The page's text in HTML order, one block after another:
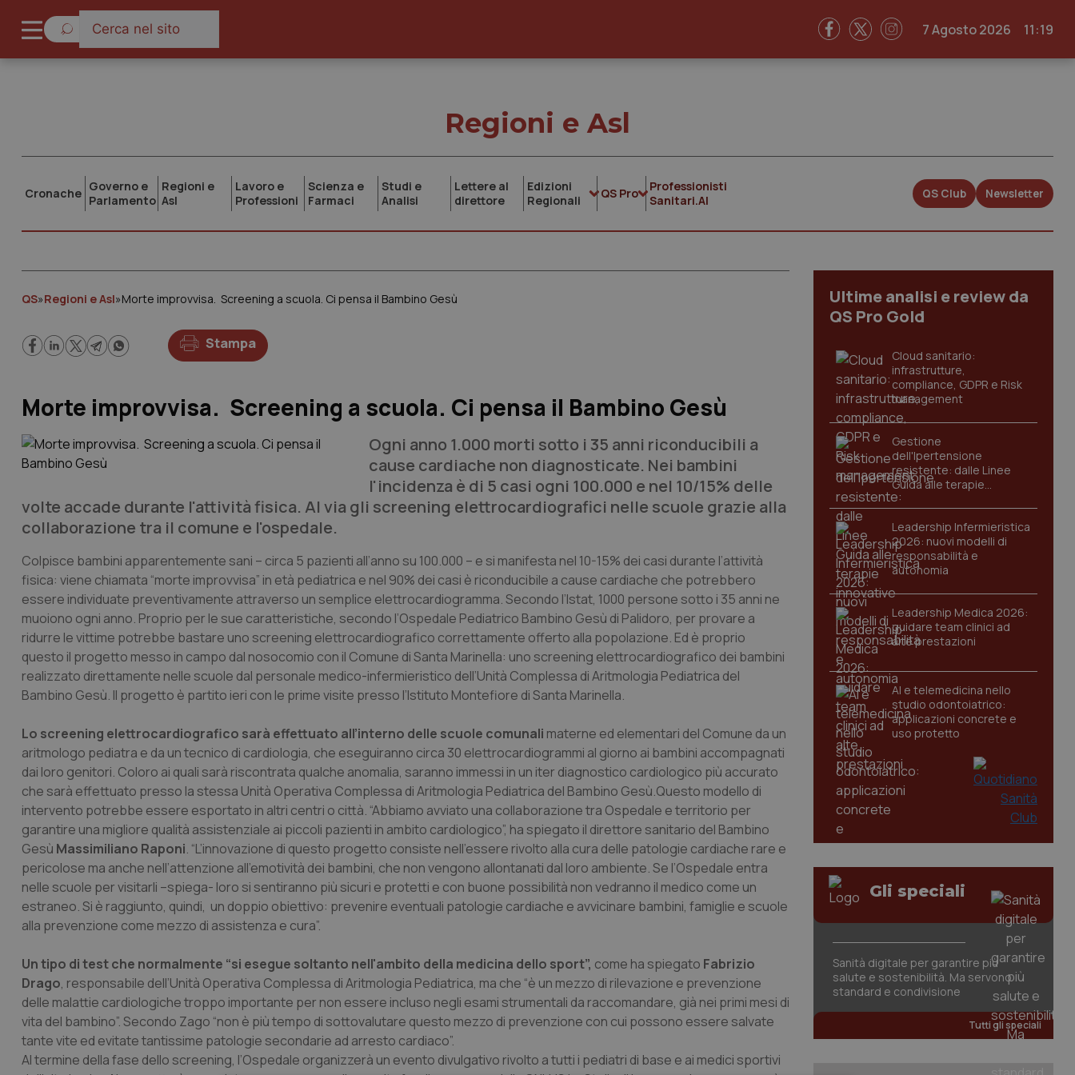
7 Agosto 2026 11:19
Regioni e Asl
Cronache Governo e
Parlamento
Regioni e
Asl
Lavoro e
Professioni
Scienza e
Farmaci
Studi e
Analisi
Lettere al
direttore
Edizioni
Regionali
QS Pro
Professionisti
Sanitari.AI
QS Club Newsletter
QS»Regioni e Asl»Morte improvvisa. Screening a scuola. Ci pensa il Bambino Gesù
Stampa
Morte improvvisa. Screening a scuola. Ci pensa il Bambino Gesù
Ogni anno 1.000 morti sotto i 35 anni riconducibili a
cause cardiache non diagnosticate. Nei bambini
l'incidenza è di 5 casi ogni 100.000 e nel 10/15% delle
volte accade durante l'attività fisica. Al via gli screening elettrocardiografici nelle scuole grazie alla
collaborazione tra il comune e l'ospedale.
Colpisce bambini apparentemente sani – circa 5 pazienti all’anno su 100.000 – e si manifesta nel 10-15% dei casi durante l’attività
fisica: viene chiamata “morte improvvisa” in età pediatrica e nel 90% dei casi è riconducibile a cause cardiache che potrebbero
essere individuate preventivamente attraverso un semplice elettrocardiogramma. Secondo l’Istat, 1000 persone sotto i 35 anni ne
muoiono ogni anno. Proprio per le sue caratteristiche, secondo l’Ospedale Pediatrico Bambino Gesù di Palidoro, per provare a
ridurre le vittime potrebbe bastare uno screening elettrocardiografico correttamente offerto alla popolazione. Ed è proprio
questo il progetto messo in campo dal nosocomio con il Comune di Santa Marinella: uno screening elettrocardiografico dei bambini
realizzato direttamente nelle scuole dal personale medico-infermieristico dell’Unità Complessa di Aritmologia Pediatrica del
Bambino Gesù. Il progetto è partito ieri con le prime visite presso l’Istituto Montefiore di Santa Marinella.
Lo screening elettrocardiografico sarà effettuato all’interno delle scuole comunali materne ed elementari del Comune da un
aritmologo pediatra e da un tecnico di cardiologia, che eseguiranno circa 30 elettrocardiogrammi al giorno ai bambini accompagnati
dai loro genitori. Coloro ai quali sarà riscontrata qualche anomalia, saranno immessi in un iter diagnostico cardiologico più accurato
che sarà effettuato presso la stessa Unità Operativa Complessa di Aritmologia Pediatrica del Bambino Gesù.Questo modello di
intervento potrebbe essere esportato in altri centri o città. “Abbiamo avviato una collaborazione tra Ospedale e territorio per
garantire una migliore qualità assistenziale ai piccoli pazienti in ambito cardiologico”, ha spiegato il direttore sanitario del Bambino
Gesù Massimiliano Raponi. “L’innovazione di questo progetto consiste nell’essere rivolto alla cura delle patologie cardiache rare e
pericolose ma anche nell’attenzione all’emotività dei bambini, che non vengono allontanati dal loro ambiente. Se l’Ospedale entra
nelle scuole per visitarli –spiega- loro si sentiranno più sicuri e protetti e con buone possibilità non vedranno il medico come un
estraneo. Si è raggiunto, quindi, un doppio obiettivo: prevenire eventuali patologie cardiache e avvicinare bambini, famiglie e scuole
alla prevenzione come mezzo di assistenza e cura”.
Un tipo di test che normalmente “si esegue soltanto nell'ambito della medicina dello sport”, come ha spiegato Fabrizio
Drago, responsabile dell’Unità Operativa Complessa di Aritmologia Pediatrica, ma che “è un mezzo di rilevazione e prevenzione
delle malattie cardiologiche troppo importante per non essere incluso negli esami strumentali da raccomandare, già nei primi mesi di
vita del bambino”. Secondo Zago “non è più tempo di sottovalutare questo mezzo di prevenzione con cui possono essere salvate
tante vite ed evitate tantissime patologie secondarie ad arresto cardiaco”.
Al termine della fase dello screening, l’Ospedale organizzerà un evento divulgativo rivolto a tutti i pediatri di base e ai medici sportivi
Ultime analisi e review da
QS Pro Gold
Cloud sanitario:
infrastrutture,
compliance, GDPR e Risk
management
Gestione
dell'Ipertensione
resistente: dalle Linee
Guida alle terapie
innovative
Leadership Infermieristica
2026: nuovi modelli di
responsabilità e
autonomia
Leadership Medica 2026:
guidare team clinici ad
alte prestazioni
AI e telemedicina nello
studio odontoiatrico:
applicazioni concrete e
uso protetto
Gli speciali
Sanità digitale per garantire più
salute e sostenibilità. Ma servono
standard e condivisione
Tutti gli speciali